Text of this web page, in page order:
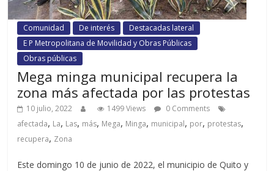
Comunidad De interés
Destacadas lateral
E P Metropolitana de Movilidad y Obras Públicas
Obras públicas
Mega minga municipal recupera la
zona más afectada por las protestas
10 julio, 2022 1499 Views
0 Comments
afectada, La, Las, más, Mega, Minga, municipal, por, protestas,
recupera, Zona
Este domingo 10 de junio de 2022, el municipio de Quito y